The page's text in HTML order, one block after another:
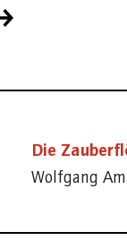
Die
Wolfgang